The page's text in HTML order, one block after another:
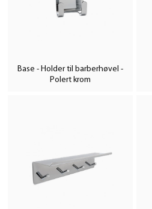
Base - Holder til barberhøvel -
Polert krom